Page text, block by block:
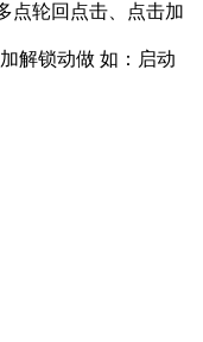
点轮回点击、点击加
解锁动做 如：启动